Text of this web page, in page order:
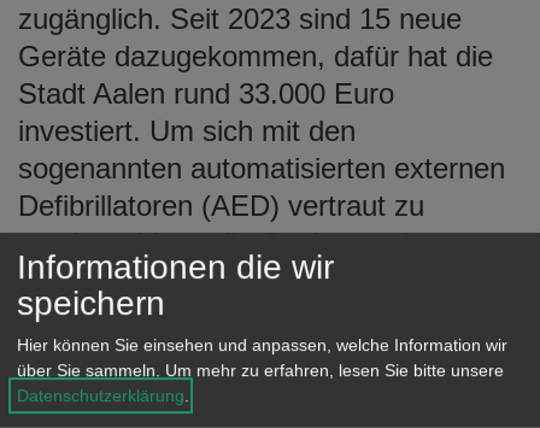
zugänglich. Seit 2023 sind 15 neue
Geräte dazugekommen, dafür hat die
Stadt Aalen rund 33.000 Euro
investiert. Um sich mit den
sogenannten automatisierten externen
Defibrillatoren (AED) vertraut zu
machen, bietet die Stadtverwaltung
Schulungen für ihre Mitarbeiter an.
Die Standorte der Defibrillatoren sind
vor Ort durch ein grünes Hinweisschild
mit weißem Herz gekennzeichnet. Auch
Informationen die wir
speichern
Hier können Sie einsehen und anpassen, welche Information wir
über Sie sammeln. Um mehr zu erfahren, lesen Sie bitte unsere
Datenschutzerklärung.